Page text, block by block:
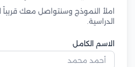
املأ النموذج وسنتواصل معك
الدراسية.
الاسم الكامل